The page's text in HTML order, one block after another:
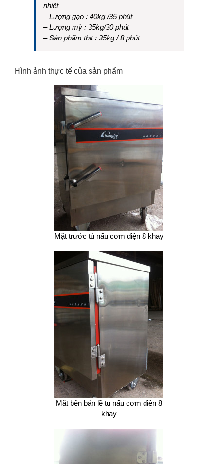
nhiệt
– Lượng gạo : 40kg /35 phút
– Lượng mỳ : 35kg/30 phút
– Sản phẩm thịt : 35kg / 8 phút
Hình ảnh thực tế của sản phẩm
Mặt trước tủ nấu cơm điện 8 khay
Mặt bên bản lề tủ nấu cơm điện 8
khay